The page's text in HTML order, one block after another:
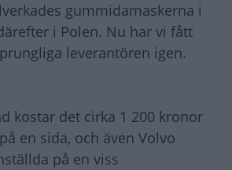
gummidamaskerna i
i Polen. Nu har vi fått
leverantören igen.
kostar det cirka 1 200 kronor
en sida, och även Volvo
på en viss